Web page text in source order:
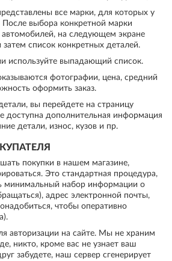
все марки, для которых у
После выбора конкретной марки
на следующем экране
затем список конкретных деталей.
используйте выпадающий список.
фотографии, цена, средний
оформить заказ.
вы перейдете на страницу
доступна дополнительная информация
детали, износ, кузов и пр.
покупки в нашем магазине,
Это стандартная процедура,
минимальный набор информации о
адрес электронной почты,
чтобы оперативно
авторизации на сайте. Мы не храним
никто, кроме вас не узнает ваш
забудете, наш сервер сгенерирует